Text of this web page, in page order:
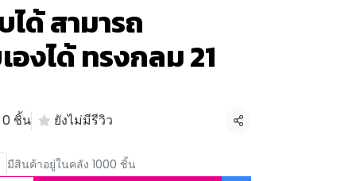
ด้ สามารถ
งได้ ทรงกลม 21
0 ชิ้น ยังไม่มีรีวิว
แชร์
มีสินค้าอยู่ในคลัง 1000 ชิ้น